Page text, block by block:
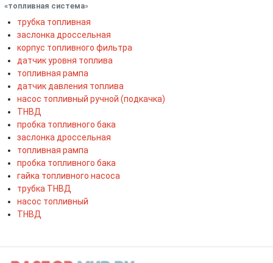
«топливная система»
трубка топливная
заслонка дроссельная
корпус топливного фильтра
датчик уровня топлива
топливная рампа
датчик давления топлива
насос топливный ручной (подкачка)
ТНВД
пробка топливного бака
заслонка дроссельная
топливная рампа
пробка топливного бака
гайка топливного насоса
трубка ТНВД
насос топливный
ТНВД